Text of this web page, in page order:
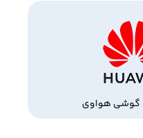
گوشی هواوی